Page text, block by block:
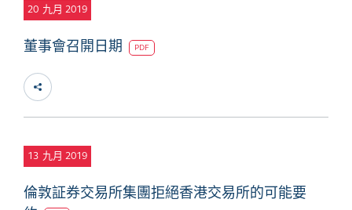
20 九月 2019
董事會召開日期 PDF
13 九月 2019
倫敦証券交易所集團拒絕香港交易所的可能要